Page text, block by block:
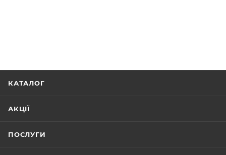
КАТАЛОГ
АКЦІЇ
ПОСЛУГИ